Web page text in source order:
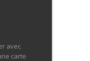
avec
carte